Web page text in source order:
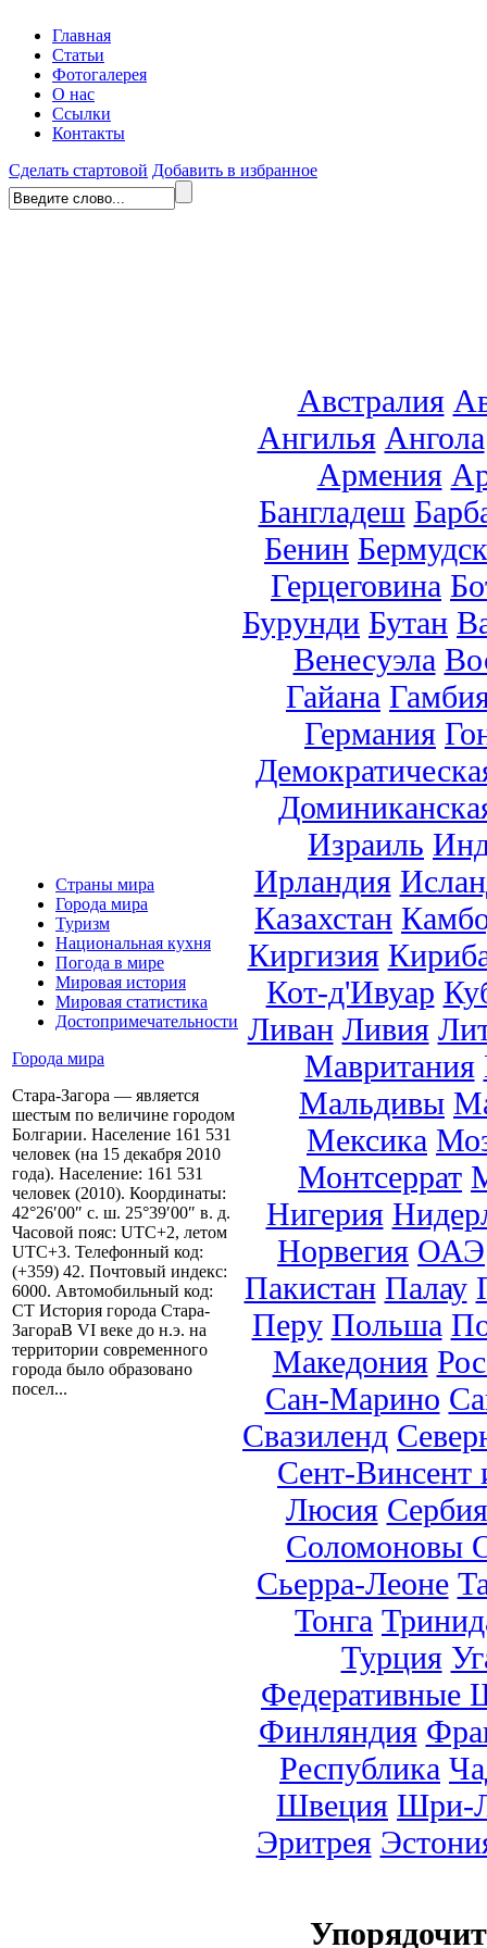
Главная
Статьи
Фотогалерея
О нас
Ссылки
Контакты
Сделать стартовой Добавить в избранное
Страны мира
Города мира
Туризм
Национальная кухня
Погода в мире
Мировая история
Мировая статистика
Достопримечательности
Города мира
Стара-Загора — является
шестым по величине городом
Болгарии. Население 161 531
человек (на 15 декабря 2010
года). Население: 161 531
человек (2010). Координаты:
42°26′00″ с. ш. 25°39′00″ в. д.
Часовой пояс: UTC+2, летом
UTC+3. Телефонный код:
(+359) 42. Почтовый индекс:
6000. Автомобильный код:
СТ История города Стара-
ЗагораВ VI веке до н.э. на
территории современного
города было образовано
посел...
Австралия
Ангилья Ангола
Армения
Бангладеш
Бенин
Герцеговина
Бурунди Бутан
Венесуэла
Гайана
Германия
Израиль
Ирландия
Казахстан
Киргизия
Кот-д'Ивуар
Ливан Ливия
Мавритания
Мальдивы
Мексика
Монтсеррат
Нигерия
Норвегия ОАЭ
Пакистан Палау
Перу Польша
Македония
Сан-Марино
Свазиленд
Сент-Винсент
Люсия Сербия
Соломоновы
Сьерра-Леоне
Тонга
Турция
Федеративные
Финляндия
Республика
Швеция Шри-
Эритрея